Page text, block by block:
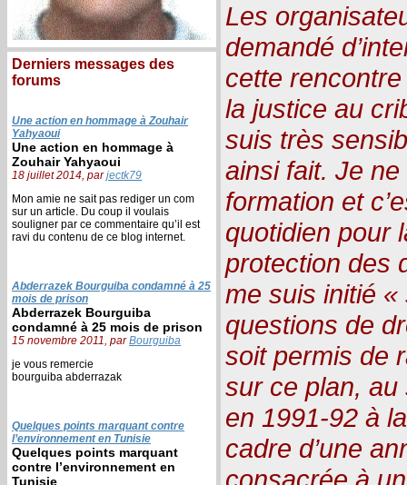
Derniers messages des
forums
Une action en hommage à Zouhair
Yahyaoui
Une action en hommage à
Zouhair Yahyaoui
18 juillet 2014, parjectk79
Mon amie ne sait pas rediger un com
sur un article. Du coup il voulais
souligner par ce commentaire qu’il est
ravi du contenu de ce blog internet.
Abderrazek Bourguiba condamné à 25
mois de prison
Abderrazek Bourguiba
condamné à 25 mois de prison
15 novembre 2011, parBourguiba
je vous remercie
bourguiba abderrazak
Quelques points marquant contre
l’environnement en Tunisie
Quelques points marquant
contre l’environnement en
Tunisie
Les
demandé
cette
la justice au
suis très
ainsi fait. Je
formation et
quotidien pour
protection des
me suis initié
questions de
soit permis de
sur ce plan, au
en 1991-92 à
cadre d’une